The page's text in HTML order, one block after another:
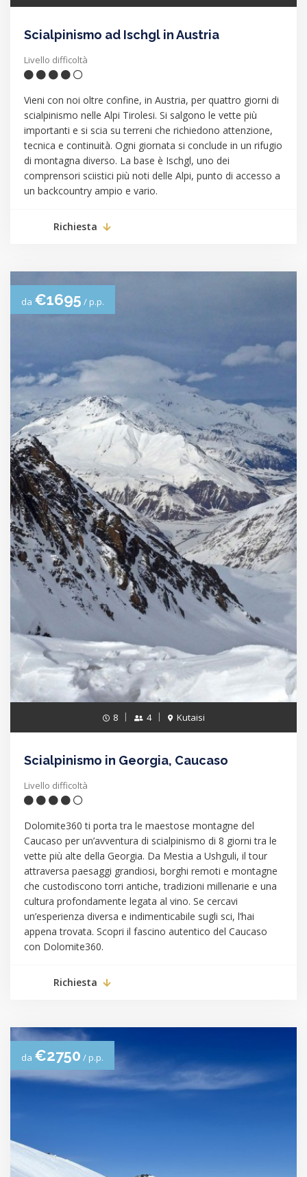
Scialpinismo ad Ischgl in Austria
Livello difficoltà
Vieni con noi oltre confine, in Austria, per quattro giorni di
scialpinismo nelle Alpi Tirolesi. Si salgono le vette più
importanti e si scia su terreni che richiedono attenzione,
tecnica e continuità. Ogni giornata si conclude in un rifugio
di montagna diverso. La base è Ischgl, uno dei
comprensori sciistici più noti delle Alpi, punto di accesso a
un backcountry ampio e vario.
Richiesta
da €1695 / p.p.
8 4 Kutaisi
Scialpinismo in Georgia, Caucaso
Livello difficoltà
Dolomite360 ti porta tra le maestose montagne del
Caucaso per un’avventura di scialpinismo di 8 giorni tra le
vette più alte della Georgia. Da Mestia a Ushguli, il tour
attraversa paesaggi grandiosi, borghi remoti e montagne
che custodiscono torri antiche, tradizioni millenarie e una
cultura profondamente legata al vino. Se cercavi
un’esperienza diversa e indimenticabile sugli sci, l’hai
appena trovata. Scopri il fascino autentico del Caucaso
con Dolomite360.
Richiesta
da €2750 / p.p.